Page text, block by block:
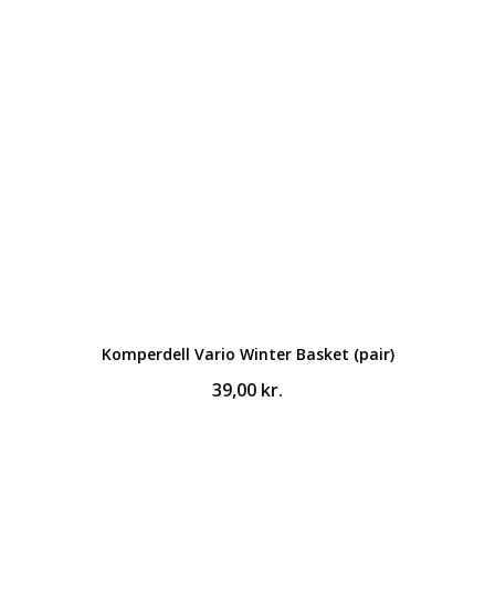
Komperdell Vario Winter Basket (pair)
39,00 kr.